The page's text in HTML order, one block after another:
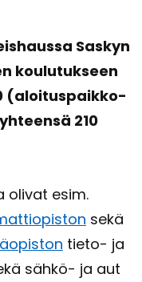
Sas­kyn
kou­lu­tuk­seen
(aloi­tus­paik­ko­
210
oli­vat esim.
sekä
tieto-​ ja
sähkö-​ ja au­t